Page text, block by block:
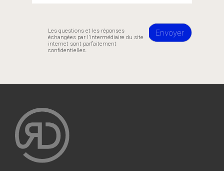
Les questions et les réponses
échangées par l'intermédiaire du site
internet sont parfaitement
confidentielles.